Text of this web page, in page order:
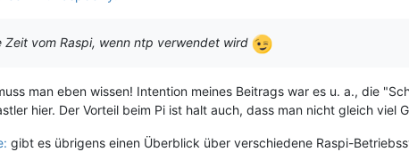
Zeit vom Raspi, wenn ntp verwendet wird
man eben wissen! Intention meines Beitrags war es u. a., die
hier. Der Vorteil beim Pi ist halt auch, dass man nicht gleich viel
gibt es übrigens einen Überblick über verschiedene Raspi-